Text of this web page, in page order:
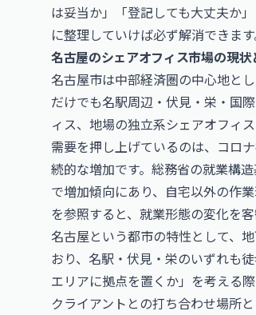
は妥当か」「登記しても大丈夫か
に整理していけば必ず解消できます
名古屋のシェアオフィス市場の現状
名古屋市は中部経済圏の中心地と
だけでも名駅周辺・伏見・栄・国
ィス、地場の独立系シェアオフィ
需要を押し上げているのは、コロ
続的な増加です。総務省の就業構
で増加傾向にあり、自宅以外の作
を参照すると、就業形態の変化を客
名古屋という都市の特性として、
おり、名駅・伏見・栄のいずれも
エリアに拠点を置くか」を考える
クライアントとの打ち合わせ場所